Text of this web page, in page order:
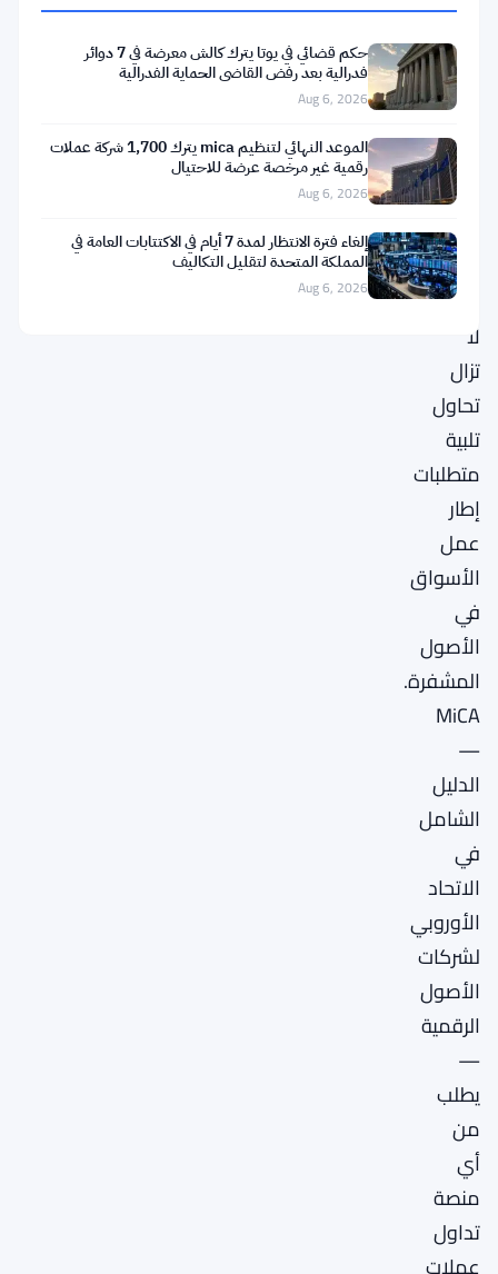
MiCA
بعد.
الإعلان
يأتي
كضربة
قوية
للمنصات
التي
لا
تزال
تحاول
تلبية
متطلبات
إطار
عمل
الأسواق
في
الأصول
المشفرة.
MiCA
—
الدليل
الشامل
في
الاتحاد
الأوروبي
لشركات
الأصول
الرقمية
—
يطلب
من
أي
منصة
تداول
عملات
حكم قضائي في يوتا يترك كالش معرضة في 7 دوائر
فدرالية بعد رفض القاضي الحماية الفدرالية
Aug 6, 2026
الموعد النهائي لتنظيم mica يترك 1,700 شركة عملات
رقمية غير مرخصة عرضة للاحتيال
Aug 6, 2026
إلغاء فترة الانتظار لمدة 7 أيام في الاكتتابات العامة في
المملكة المتحدة لتقليل التكاليف
Aug 6, 2026